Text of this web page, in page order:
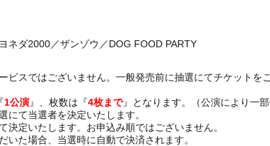
ネダ2000／ザンゾウ／DOG FOOD PARTY
ビスではございません。一般発売前に抽選にてチケットを
1公演』、枚数は『4枚まで』となります。（公演により一部
にて当選者を決定いたします。
決定いたします。お申込み順ではございません。
いた場合、当選時に自動で決済されます。